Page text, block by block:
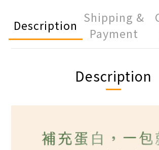
Description
Shipping &
Payment
Description